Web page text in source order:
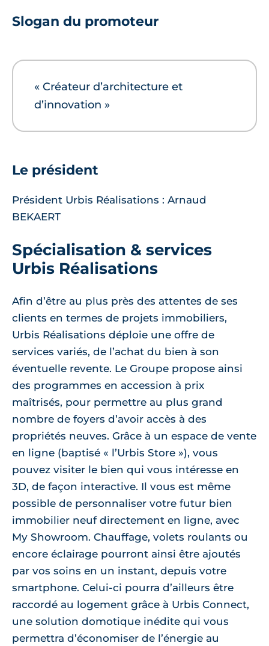
Slogan du promoteur
« Créateur d’architecture et
d’innovation »
Le président
Président Urbis Réalisations : Arnaud
BEKAERT
Spécialisation & services
Urbis Réalisations
Afin d’être au plus près des attentes de ses
clients en termes de projets immobiliers,
Urbis Réalisations déploie une offre de
services variés, de l’achat du bien à son
éventuelle revente. Le Groupe propose ainsi
des programmes en accession à prix
maîtrisés, pour permettre au plus grand
nombre de foyers d’avoir accès à des
propriétés neuves. Grâce à un espace de vente
en ligne (baptisé « l’Urbis Store »), vous
pouvez visiter le bien qui vous intéresse en
3D, de façon interactive. Il vous est même
possible de personnaliser votre futur bien
immobilier neuf directement en ligne, avec
My Showroom. Chauffage, volets roulants ou
encore éclairage pourront ainsi être ajoutés
par vos soins en un instant, depuis votre
smartphone. Celui-ci pourra d’ailleurs être
raccordé au logement grâce à Urbis Connect,
une solution domotique inédite qui vous
permettra d’économiser de l’énergie au